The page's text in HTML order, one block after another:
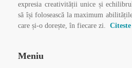
expresia creativității unice și
să își folosească la maximum
care și-o dorește, în fiecare zi.
Meniu